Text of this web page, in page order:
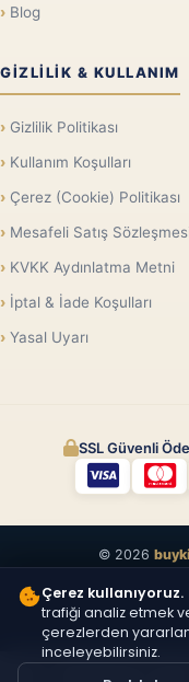
Blog
GIZLILIK & KULLANIM
Gizlilik Politikası
Kullanım Koşulları
Çerez (Cookie) Politikası
Mesafeli Satış
KVKK Aydınlatma Metni
İptal & İade Koşulları
Yasal Uyarı
SSL Güvenli
© 2026
Çerez kullanıyoruz.
trafiği analiz etmek
çerezlerden
inceleyebilirsiniz.